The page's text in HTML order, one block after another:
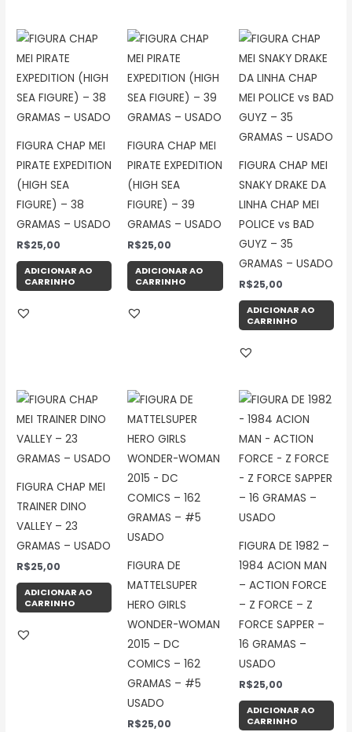
FIGURA CHAP MEI
PIRATE EXPEDITION
(HIGH SEA
FIGURE) – 38
GRAMAS – USADO
R$25,00
ADICIONAR AO
CARRINHO
FIGURA CHAP MEI
PIRATE EXPEDITION
(HIGH SEA
FIGURE) – 39
GRAMAS – USADO
R$25,00
ADICIONAR AO
CARRINHO
FIGURA CHAP MEI
SNAKY DRAKE DA
LINHA CHAP MEI
POLICE vs BAD
GUYZ – 35
GRAMAS – USADO
R$25,00
ADICIONAR AO
CARRINHO
FIGURA CHAP MEI
TRAINER DINO
VALLEY – 23
GRAMAS – USADO
R$25,00
ADICIONAR AO
CARRINHO
FIGURA DE
MATTELSUPER
HERO GIRLS
WONDER-WOMAN
2015 – DC
COMICS – 162
GRAMAS – #5
USADO
R$25,00
FIGURA DE 1982 –
1984 ACION MAN
– ACTION FORCE
– Z FORCE – Z
FORCE SAPPER –
16 GRAMAS –
USADO
R$25,00
ADICIONAR AO
CARRINHO